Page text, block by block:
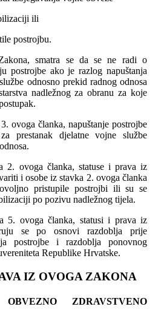
ili
postrojbu.
smatra se da se ne radi o
postrojbe ako je razlog napuštanja
odnosno prekid radnog odnosa
nadležnog za obranu za koje
ovoga članka, napuštanje postrojbe
prestanak djelatne vojne službe
2. ovoga članka, statuse i prava iz
i osobe iz stavka 2. ovoga članka
pristupile postrojbi ili su se
po pozivu nadležnog tijela.
5. ovoga članka, statusi i prava iz
se po osnovi razdoblja prije
postrojbe i razdoblja ponovnog
Republike Hrvatske.
IZ OVOGA ZAKONA
ZDRAVSTVENO